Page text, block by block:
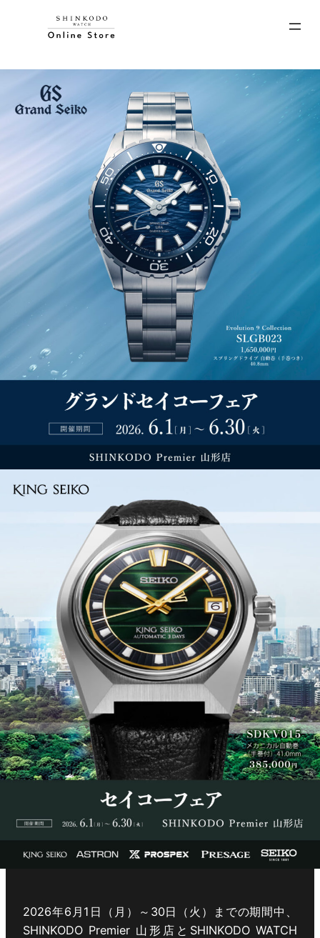
ス
ッ
SHINKODO Premier
2026年6月1日（月）～30日（火）までの期間中、
SHINKODO Premier 山形店とSHINKODO WATCH